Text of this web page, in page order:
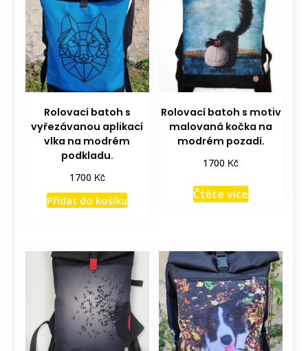
Rolovací batoh s
vyřezávanou aplikací
vlka na modrém
podkladu.
1700 Kč
Přidat do košíku
Rolovací batoh s motiv
malovaná kočka na
modrém pozadí.
1700 Kč
Čtěte více